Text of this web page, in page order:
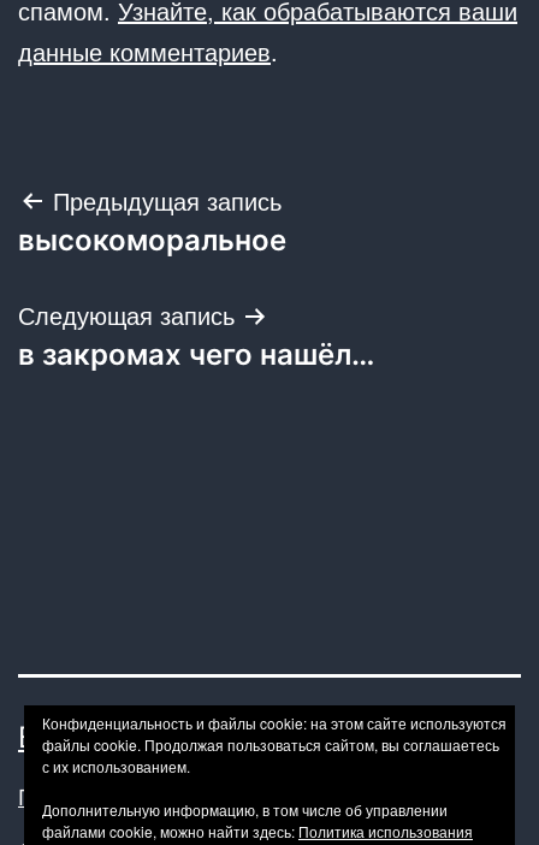
спамом. Узнайте, как обрабатываются ваши
данные комментариев.
Навигация
по
записям
Предыдущая запись
высокоморальное
Следующая запись
в закромах чего нашёл…
BONDAGE BDSM-HOWTO
Политика конфиденциальности
Конфиденциальность и файлы cookie: на этом сайте используются
файлы cookie. Продолжая пользоваться сайтом, вы соглашаетесь
с их использованием.
Дополнительную информацию, в том числе об управлении
файлами cookie, можно найти здесь: Политика использования